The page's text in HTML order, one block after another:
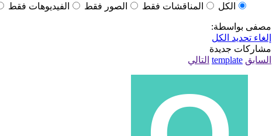
الكل
المناقشات فقط الصور فقط الفيديوهات فقط
مصفى بواسطة:
إلغاء تحديد الكل
مشاركات جديدة
السابق template التالي